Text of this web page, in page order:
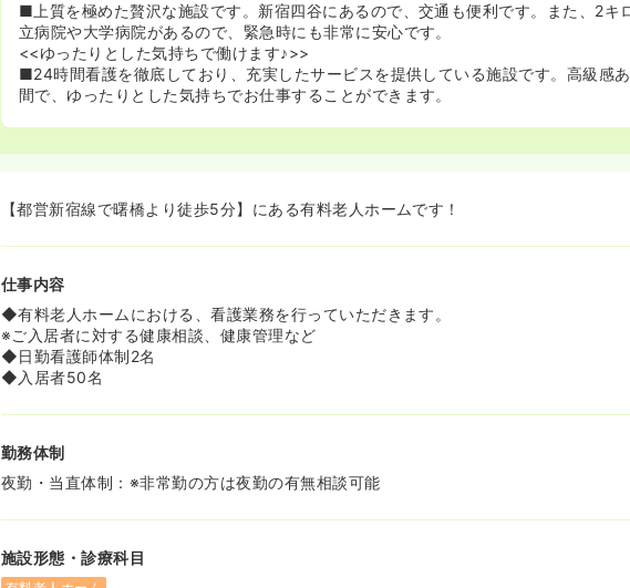
■上質を極めた贅沢な施設です。新宿四谷にあるので、交通も便利です。また、2キ
立病院や大学病院があるので、緊急時にも非常に安心です。
<<ゆったりとした気持ちで働けます♪>>
■24時間看護を徹底しており、充実したサービスを提供している施設です。高級感
間で、ゆったりとした気持ちでお仕事することができます。
【都営新宿線で曙橋より徒歩5分】にある有料老人ホームです！
仕事内容
◆有料老人ホームにおける、看護業務を行っていただきます。
※ご入居者に対する健康相談、健康管理など
◆日勤看護師体制2名
◆入居者50名
勤務体制
夜勤・当直体制：※非常勤の方は夜勤の有無相談可能
施設形態・診療科目